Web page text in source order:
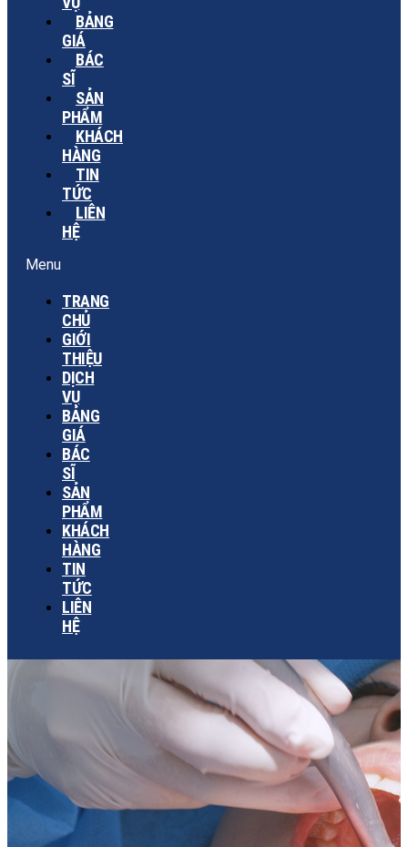
BẢNG
GIÁ
BÁC
SĨ
SẢN
PHẨM
KHÁCH
HÀNG
TIN
TỨC
LIÊN
HỆ
Menu
TRANG
CHỦ
GIỚI
THIỆU
DỊCH
VỤ
BẢNG
GIÁ
BÁC
SĨ
SẢN
PHẨM
KHÁCH
HÀNG
TIN
TỨC
LIÊN
HỆ